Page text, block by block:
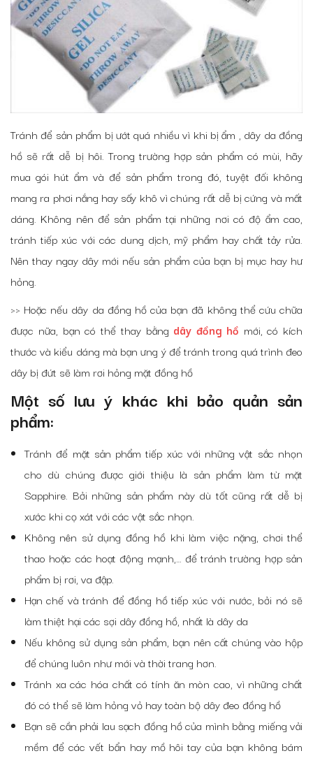
Tránh để sản phẩm bị ướt quá nhiều vì khi bị ẩm , dây da đồng
hồ sẽ rất dễ bị hôi. Trong trường hợp sản phẩm có mùi, hãy
mua gói hút ẩm và để sản phẩm trong đó, tuyệt đối không
mang ra phơi nắng hay sấy khô vì chúng rất dễ bị cứng và mất
dáng. Không nên để sản phẩm tại những nơi có độ ẩm cao,
tránh tiếp xúc với các dung dịch, mỹ phẩm hay chất tảy rửa.
Nên thay ngay dây mới nếu sản phẩm của bạn bị mục hay hư
hỏng.
>> Hoặc nếu dây da đồng hồ của bạn đã không thể cứu chữa
được nữa, bạn có thể thay bằng dây đồng hồ mới, có kích
thước và kiểu dáng mà bạn ưng ý để tránh trong quá trình đeo
dây bị đứt sẽ làm rơi hỏng mặt đồng hồ
Một số lưu ý khác khi bảo quản sản
phẩm:
Tránh để mặt sản phẩm tiếp xúc với những vật sắc nhọn
cho dù chúng được giới thiệu là sản phẩm làm từ mặt
Sapphire. Bởi những sản phẩm này dù tốt cũng rất dễ bị
xước khi cọ xát với các vật sắc nhọn.
Không nên sử dụng đồng hồ khi làm việc nặng, chơi thể
thao hoặc các hoạt động mạnh,… để tránh trường hợp sản
phẩm bị rơi, va đập.
Hạn chế và tránh để đồng hồ tiếp xúc với nước, bởi nó sẽ
làm thiệt hại các sợi dây đồng hồ, nhất là dây da
Nếu không sử dụng sản phẩm, bạn nên cất chúng vào hộp
để chúng luôn như mới và thời trang hơn.
Tránh xa các hóa chất có tính ăn mòn cao, vì những chất
đó có thể sẽ làm hỏng vỏ hay toàn bộ dây đeo đồng hồ
Bạn sẽ cần phải lau sạch đồng hồ của mình bằng miếng vải
mềm để các vết bẩn hay mồ hôi tay của bạn không bám